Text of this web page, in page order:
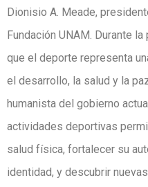
Dionisio A. Meade,
Fundación UNAM. Durante
que el deporte representa
el desarrollo, la salud y la
humanista del gobierno
actividades deportivas
salud física, fortalecer su
identidad, y descubrir